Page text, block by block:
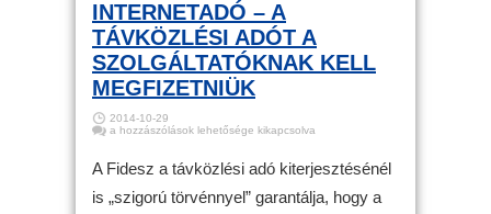
INTERNETADÓ – A
TÁVKÖZLÉSI ADÓT A
SZOLGÁLTATÓKNAK KELL
MEGFIZETNIÜK
2014-10-29
Internetadó
távközlési
adót
szolgáltatóknak
a hozzászólások lehetősége kikapcsolva
A Fidesz a távközlési adó kiterjesztésénél
is „szigorú törvénnyel” garantálja, hogy a